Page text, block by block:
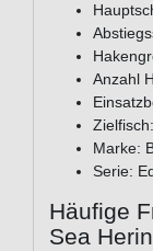
Anzahl
Marke:
Serie:
Häufige
Sea